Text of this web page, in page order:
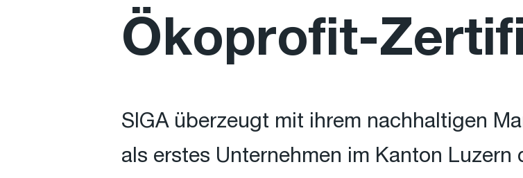
Ökoprofit-
SIGA überzeugt mit ihrem nachhaltigen
als erstes Unternehmen im Kanton